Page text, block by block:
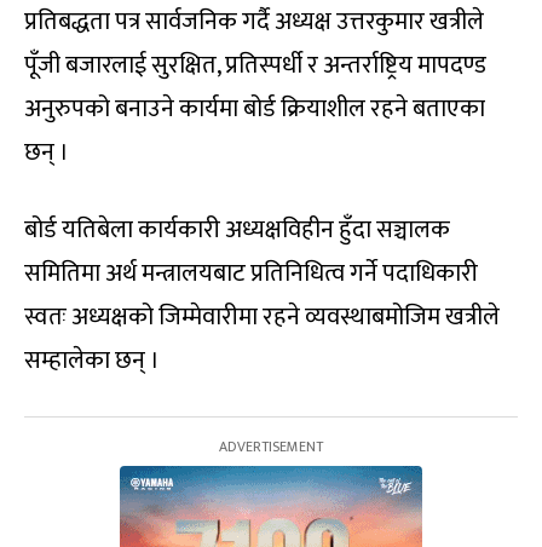
प्रतिबद्धता पत्र सार्वजनिक गर्दै अध्यक्ष उत्तरकुमार खत्रीले
पूँजी बजारलाई सुरक्षित, प्रतिस्पर्धी र अन्तर्राष्ट्रिय मापदण्ड
अनुरुपको बनाउने कार्यमा बोर्ड क्रियाशील रहने बताएका
छन् ।
बोर्ड यतिबेला कार्यकारी अध्यक्षविहीन हुँदा सञ्चालक
समितिमा अर्थ मन्त्रालयबाट प्रतिनिधित्व गर्ने पदाधिकारी
स्वतः अध्यक्षको जिम्मेवारीमा रहने व्यवस्थाबमोजिम खत्रीले
सम्हालेका छन् ।